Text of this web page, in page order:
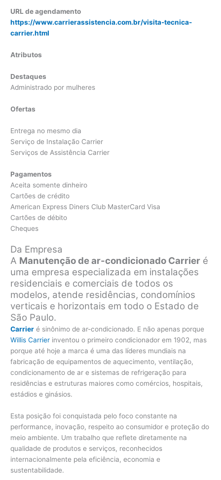
URL de agendamento
https://www.carrierassistencia.com.br/visita-tecnica-
carrier.html
Atributos
Destaques
Administrado por mulheres
Ofertas
Entrega no mesmo dia
Serviço de Instalação Carrier
Serviços de Assistência Carrier
Pagamentos
Aceita somente dinheiro
Cartões de crédito
American Express Diners Club MasterCard Visa
Cartões de débito
Cheques
Da Empresa
A Manutenção de ar-condicionado Carrier é
uma empresa especializada em instalações
residenciais e comerciais de todos os
modelos, atende residências, condomínios
verticais e horizontais em todo o Estado de
São Paulo.
Carrier é sinônimo de ar-condicionado. E não apenas porque
Willis Carrier inventou o primeiro condicionador em 1902, mas
porque até hoje a marca é uma das líderes mundiais na
fabricação de equipamentos de aquecimento, ventilação,
condicionamento de ar e sistemas de refrigeração para
residências e estruturas maiores como comércios, hospitais,
estádios e ginásios.
Esta posição foi conquistada pelo foco constante na
performance, inovação, respeito ao consumidor e proteção do
meio ambiente. Um trabalho que reflete diretamente na
qualidade de produtos e serviços, reconhecidos
internacionalmente pela eficiência, economia e
sustentabilidade.